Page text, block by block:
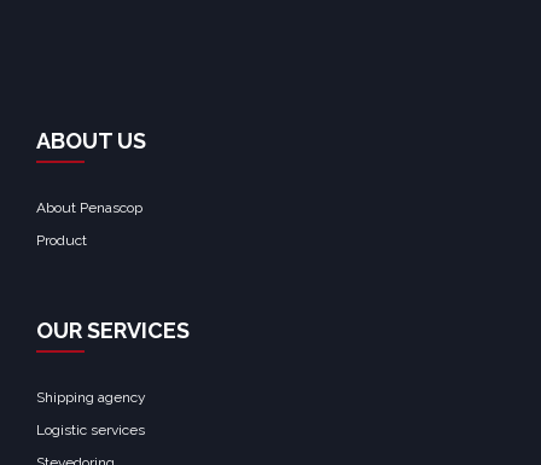
ABOUT US
About Penascop
Product
OUR SERVICES
Shipping agency
Logistic services